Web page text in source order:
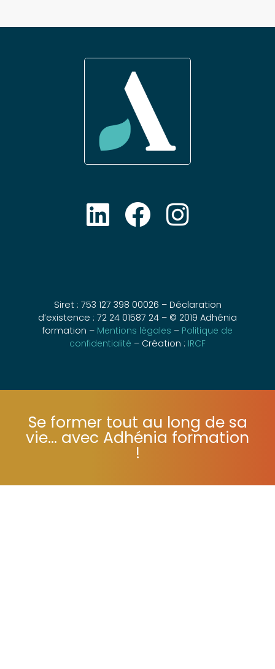
Siret : 753 127 398 00026 – Déclaration
d’existence : 72 24 01587 24 – © 2019 Adhénia
formation – Mentions légales
Politique de
confidentialité – Création : IRCF
Se former tout au long de sa
vie... avec Adhénia formation
!